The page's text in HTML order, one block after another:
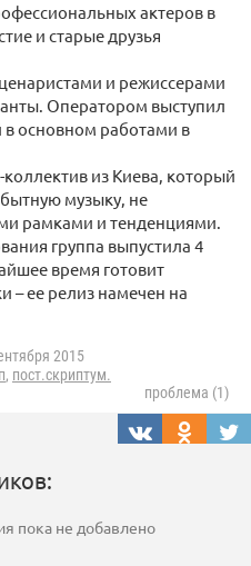
актеров в
и старые друзья
и режиссерами
Оператором выступил
основном работами в
из Киева, который
музыку, не
рамками и тенденциями.
группа выпустила 4
время готовит
– ее релиз намечен на
2015
, пост.скриптум.
проблема (1)
пока не добавлено